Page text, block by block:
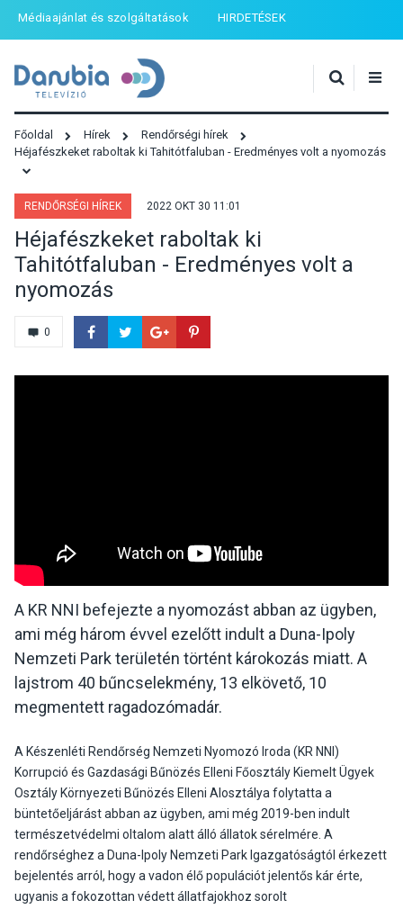
Médiaajánlat és szolgáltatások HIRDETÉSEK
Főoldal Hírek
Rendőrségi hírek
Héjafészkeket raboltak ki Tahitótfaluban - Eredményes volt a nyomozás
RENDŐRSÉGI HÍREK 2022 OKT 30 11:01
Héjafészkeket raboltak ki
Tahitótfaluban - Eredményes volt a
nyomozás
0
A KR NNI befejezte a nyomozást abban az ügyben,
ami még három évvel ezelőtt indult a Duna-Ipoly
Nemzeti Park területén történt károkozás miatt. A
lajstrom 40 bűncselekmény, 13 elkövető, 10
megmentett ragadozómadár.
A Készenléti Rendőrség Nemzeti Nyomozó Iroda (KR NNI)
Korrupció és Gazdasági Bűnözés Elleni Főosztály Kiemelt Ügyek
Osztály Környezeti Bűnözés Elleni Alosztálya folytatta a
büntetőeljárást abban az ügyben, ami még 2019-ben indult
természetvédelmi oltalom alatt álló állatok sérelmére. A
rendőrséghez a Duna-Ipoly Nemzeti Park Igazgatóságtól érkezett
bejelentés arról, hogy a vadon élő populációt jelentős kár érte,
ugyanis a fokozottan védett állatfajokhoz sorolt